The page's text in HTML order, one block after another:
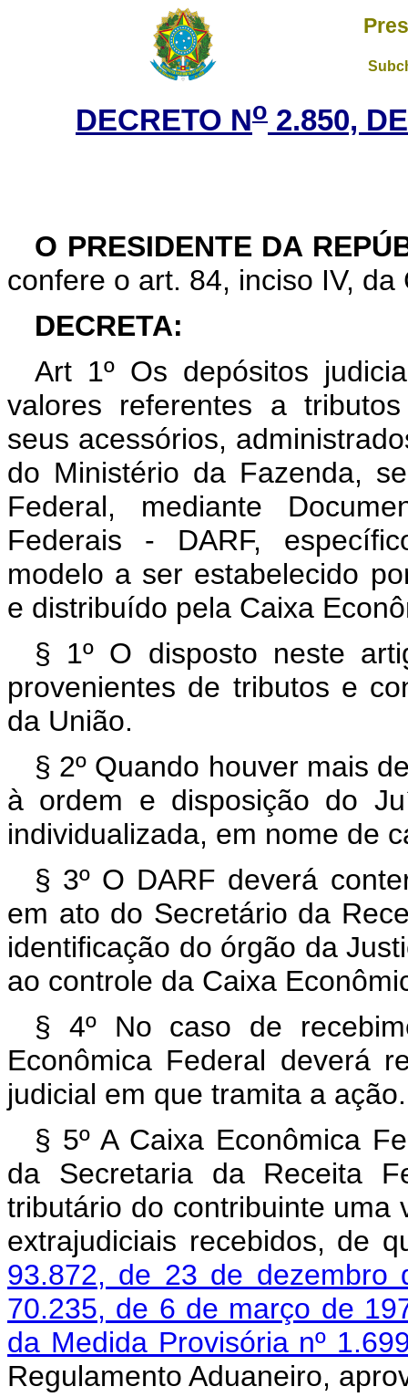
DECRETO No 2.850,
O PRESIDENTE DA
confere o art. 84, inciso IV, da
DECRETA:
Art 1º Os depósitos
valores referentes a
seus acessórios,
do Ministério da Fazenda,
Federal, mediante
Federais - DARF,
modelo a ser estabelecido
e distribuído pela Caixa
§ 1º O disposto neste
provenientes de tributos e
da União.
§ 2º Quando houver mais
à ordem e disposição do
individualizada, em nome de
§ 3º O DARF deverá
em ato do Secretário da
identificação do órgão da
ao controle da Caixa
§ 4º No caso de
Econômica Federal deverá
judicial em que tramita a ação.
§ 5º A Caixa Econômica
da Secretaria da Receita
tributário do contribuinte uma
extrajudiciais recebidos, de
93.872, de 23 de dezembro
70.235, de 6 de março de
da Medida Provisória nº
Regulamento Aduaneiro,